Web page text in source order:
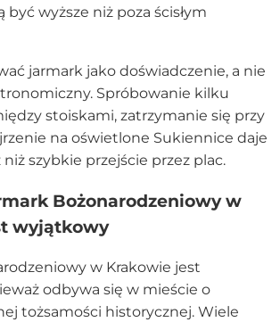
wyższe niż poza ścisłym
jarmark jako doświadczenie, a nie
Spróbowanie kilku
stoiskami, zatrzymanie się przy
na oświetlone Sukiennice daje
niż szybkie przejście przez plac.
Bożonarodzeniowy w
wyjątkowy
w Krakowie jest
odbywa się w mieście o
tożsamości historycznej. Wiele